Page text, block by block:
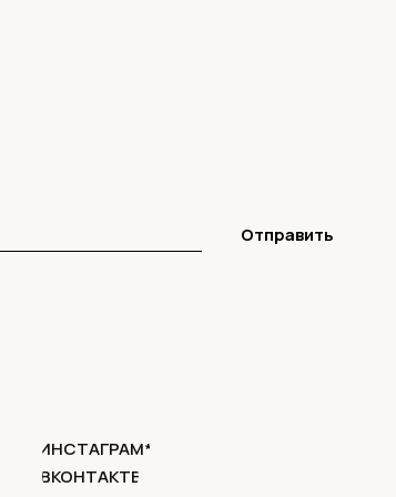
ИНСТАГРАМ*
ВКОНТАКТЕ
Отправить